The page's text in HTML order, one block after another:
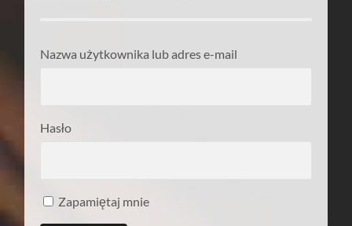
Nazwa użytkownika lub adres e-mail
Hasło
Zapamiętaj mnie